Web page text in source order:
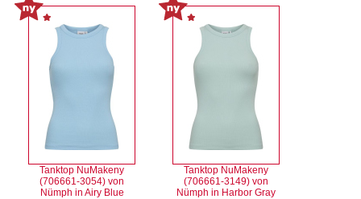
Tanktop NuMakeny
(706661-3054) von
Nümph in Airy Blue
Tanktop NuMakeny
(706661-3149) von
Nümph in Harbor Gray